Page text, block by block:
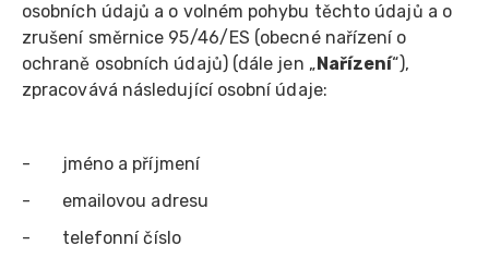
osobních údajů a o volném pohybu těchto údajů a o
zrušení směrnice 95/46/ES (obecné nařízení o
ochraně osobních údajů) (dále jen „Nařízení“),
zpracovává následující osobní údaje:
- jméno a příjmení
- emailovou adresu
- telefonní číslo